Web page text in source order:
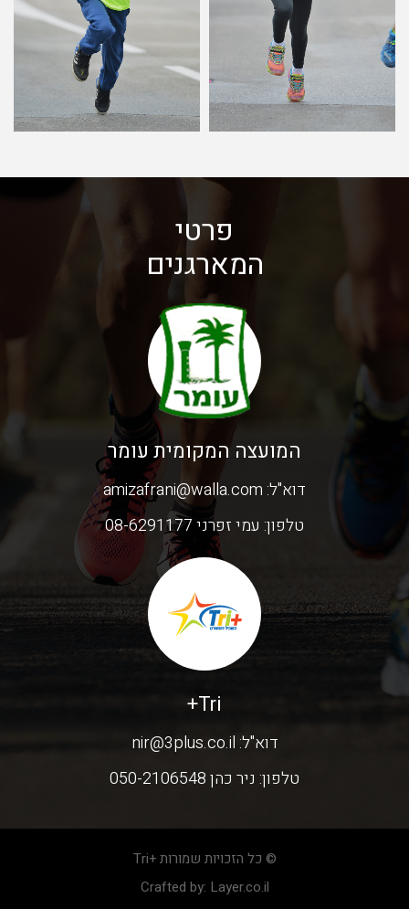
פרטי
המארגנים
המועצה המקומית עומר
דוא"ל: amizafrani@walla.com
טלפון: עמי זפרני 08-6291177
Tri+
דוא"ל:nir@3plus.co.il
טלפון: ניר כהן 050-2106548
© כל הזכויות שמורות +Tri
Crafted by: Layer.co.il